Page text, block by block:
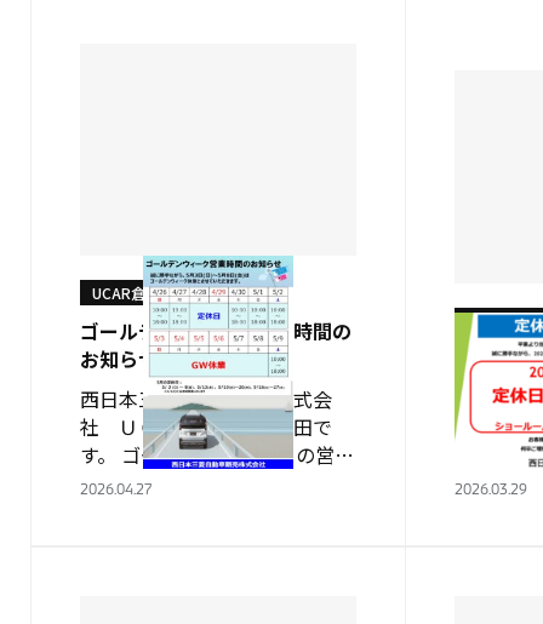
ゴールデンウィーク営業時間の
お知らせ
UCAR倉敷
西日本三菱自動車販売株式会
社 ＵＣＡＲ倉敷 千代田で
す。 ゴールデンウィークの営業
時間のお知らせになります。 ※
2026.04.27
4月から
UCAR倉敷
みなさん
定休日が
曜日と
らに勝手
2026.03.29